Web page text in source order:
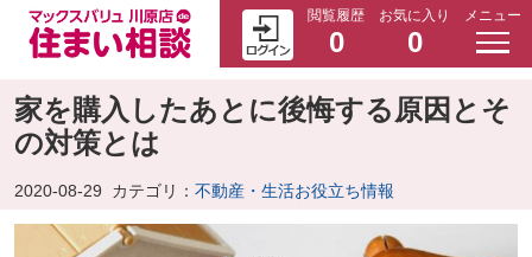
閲覧履歴
0
お気に入り
0
メニュー
家を購入したあとに後悔する原因とそ
の対策とは
2020-08-29 カテゴリ： 不動産・生活お役立ち情報